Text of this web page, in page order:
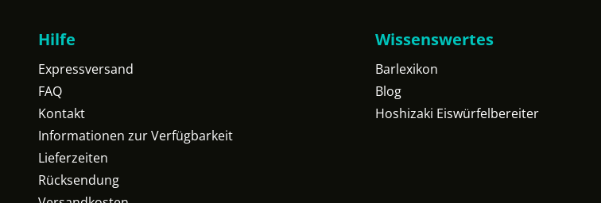
Hilfe
Expressversand
FAQ
Kontakt
Informationen zur Verfügbarkeit
Lieferzeiten
Rücksendung
Wissenswertes
Barlexikon
Blog
Hoshizaki Eiswürfelbereiter